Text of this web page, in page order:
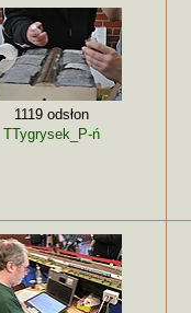
1119 odsłon
TTygrysek_P-ń